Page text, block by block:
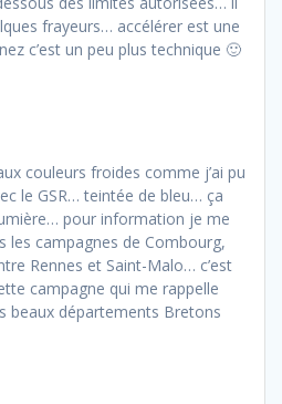
frayeurs… accélérer est une
c’est un peu plus technique 🙂
couleurs froides comme j’ai pu
le GSR… teintée de bleu… ça
pour information je me
les campagnes de Combourg,
Rennes et Saint-Malo… c’est
campagne qui me rappelle
beaux départements Bretons